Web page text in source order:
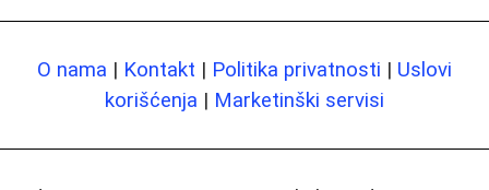
O nama | Kontakt | Politika privatnosti | Uslovi
korišćenja | Marketinški servisi